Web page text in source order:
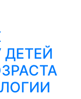
ДЕТЕЙ